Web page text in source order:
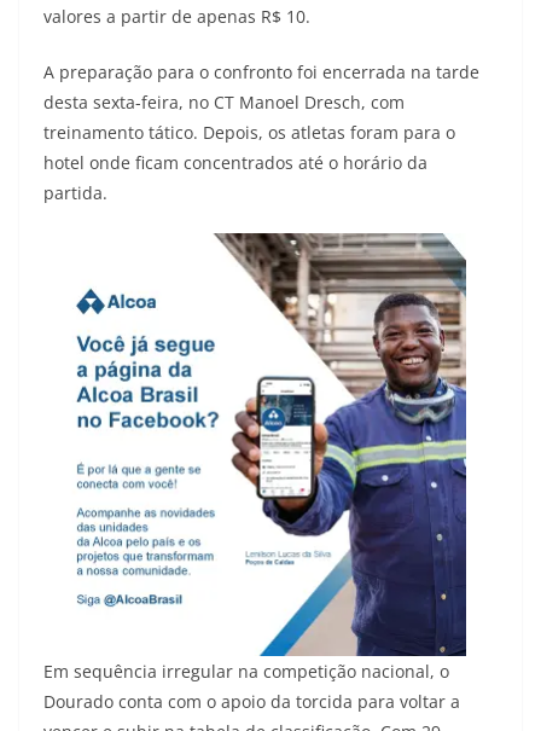
valores a partir de apenas R$ 10.
A preparação para o confronto foi encerrada na tarde
desta sexta-feira, no CT Manoel Dresch, com
treinamento tático. Depois, os atletas foram para o
hotel onde ficam concentrados até o horário da
partida.
Em sequência irregular na competição nacional, o
Dourado conta com o apoio da torcida para voltar a